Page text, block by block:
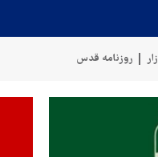
روزنامه قدس
یمن: کشتی نفتی عربستان